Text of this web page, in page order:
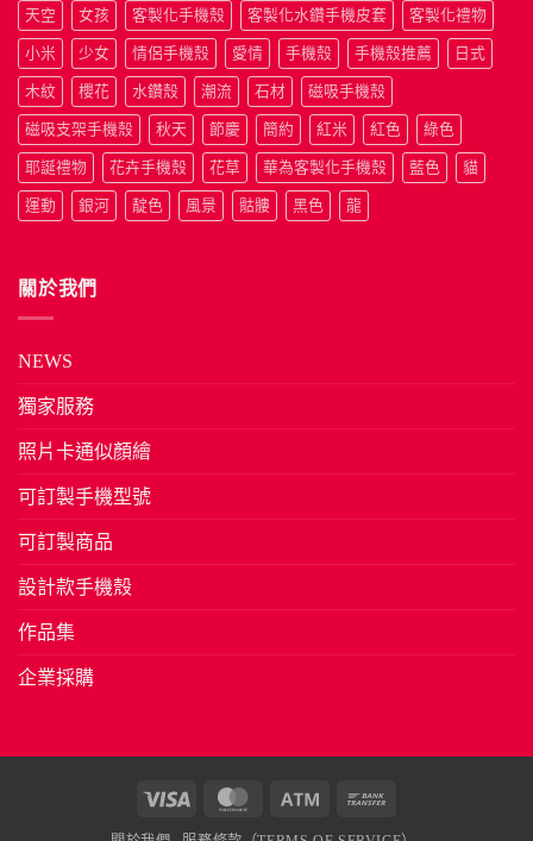
天空 女孩 客製化手機殼 客製化水鑽手機皮套 客製化禮物
小米 少女 情侶手機殼 愛情 手機殼 手機殼推薦 日式
木紋 櫻花 水鑽殼 潮流 石材 磁吸手機殼
磁吸支架手機殼 秋天 節慶 簡約 紅米 紅色 綠色
耶誕禮物 花卉手機殼 花草 華為客製化手機殼 藍色 貓
運動 銀河 靛色 風景 骷髏 黑色 龍
關於我們
NEWS
獨家服務
照片卡通似顏繪
可訂製手機型號
可訂製商品
設計款手機殼
作品集
企業採購
MasterCard Atm